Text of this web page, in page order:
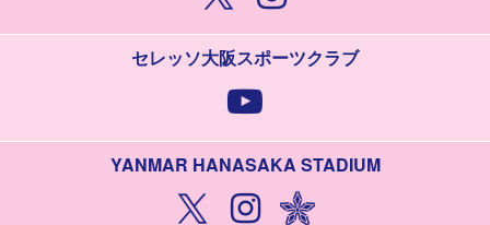
セレッソ大阪スポーツクラブ
YANMAR HANASAKA STADIUM